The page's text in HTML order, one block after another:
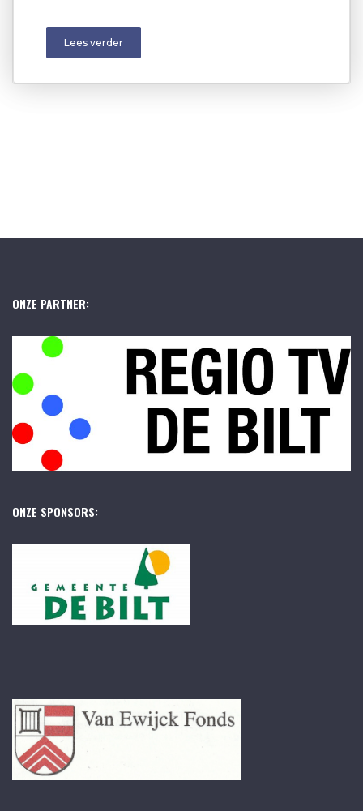
Lees verder
ONZE PARTNER:
ONZE SPONSORS: